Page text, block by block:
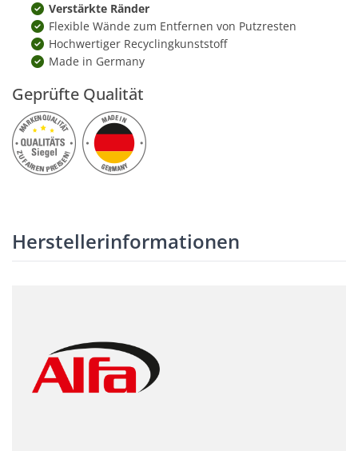
Verstärkte Ränder
Flexible Wände zum Entfernen von Putzresten
Hochwertiger Recyclingkunststoff
Made in Germany
Geprüfte Qualität
Herstellerinformationen